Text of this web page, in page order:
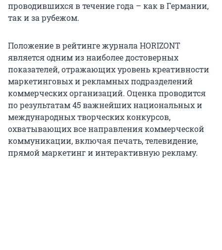
проводившихся в течение года – как в Германии,
так и за рубежом.
Положение в рейтинге журнала HORIZONT
является одним из наиболее достоверных
показателей, отражающих уровень креативности
маркетинговых и рекламных подразделений
коммерческих организаций. Оценка проводится
по результатам 45 важнейших национальных и
международных творческих конкурсов,
охватывающих все направления коммерческой
коммуникации, включая печать, телевидение,
прямой маркетинг и интерактивную рекламу.